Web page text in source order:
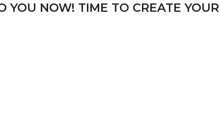
YOU NOW! TIME TO CREATE